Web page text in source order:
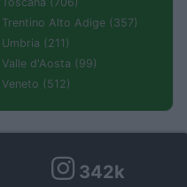
Trentino Alto Adige (357)
Umbria (211)
Valle d'Aosta (99)
Veneto (512)
342k